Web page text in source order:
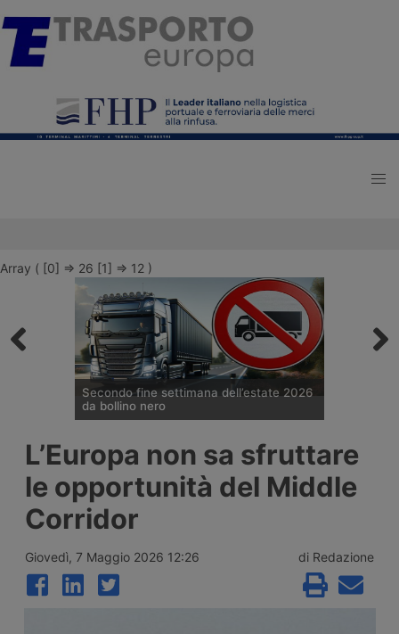
Array ( [0] => 26 [1] => 12 )
Secondo fine settimana dell’estate 2026
da bollino nero
e potenziamento del personale Anas sulla
rete nazionale nel weekend che apre la
settimana di Ferragosto, con oltre 25
milioni di spostamenti attesi tra il 7 e il 9
agosto 2026.
L’Europa non sa sfruttare
le opportunità del Middle
Corridor
Giovedì, 7 Maggio 2026 12:26 di Redazione